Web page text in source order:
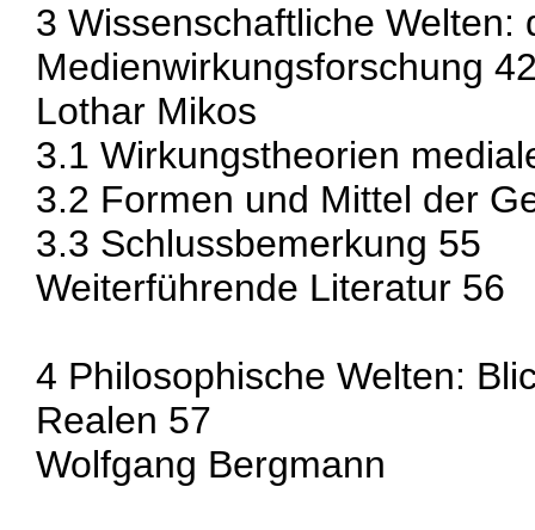
3 Wissenschaftliche Welten:
Medienwirkungsforschung
Lothar Mikos
3.1 Wirkungstheorien
3.2 Formen und Mittel der
3.3 Schlussbemerkung 55
Weiterführende Literatur 56
4 Philosophische Welten:
Realen 57
Wolfgang Bergmann